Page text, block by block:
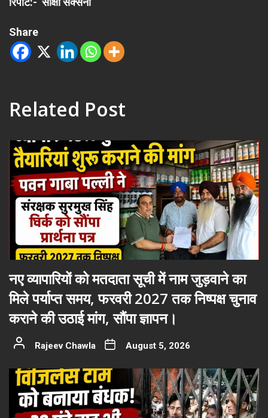
Share
Related Post
नए व्यापारियों को मतदाता सूची में नाम जुड़वाने का
मिले पर्याप्त समय, फरवरी 2027 तक निष्पक्ष चुनाव
कराने की उठाई मांग, सौंपा ज्ञापन।
Rajeev Chawla August 5, 2026